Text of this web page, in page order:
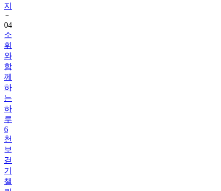
지
04
소
휘
와
함
께
하
는
하
루
6
천
보
걷
기
챌